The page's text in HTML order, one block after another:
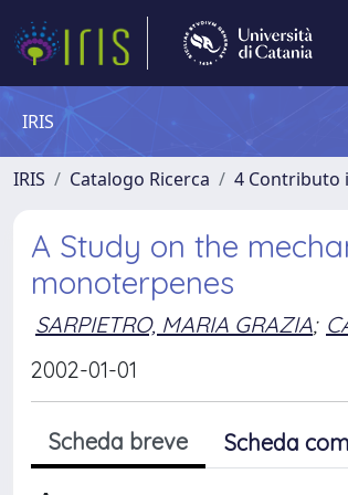
IRIS
IRIS Catalogo Ricerca 4 Contributo
A Study on the
monoterpenes
SARPIETRO, MARIA GRAZIA;
2002-01-01
Scheda breve Scheda